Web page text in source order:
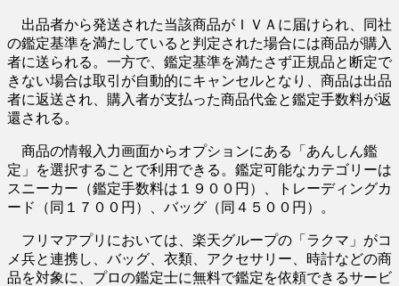
出品者から発送された当該商品がＩＶＡに届けられ、同社
の鑑定基準を満たしていると判定された場合には商品が購入
者に送られる。一方で、鑑定基準を満たさず正規品と断定で
きない場合は取引が自動的にキャンセルとなり、商品は出品
者に返送され、購入者が支払った商品代金と鑑定手数料が返
還される。
商品の情報入力画面からオプションにある「あんしん鑑
定」を選択することで利用できる。鑑定可能なカテゴリーは
スニーカー（鑑定手数料は１９００円）、トレーディングカ
ード（同１７００円）、バッグ（同４５００円）。
フリマアプリにおいては、楽天グループの「ラクマ」がコ
メ兵と連携し、バッグ、衣類、アクセサリー、時計などの商
品を対象に、プロの鑑定士に無料で鑑定を依頼できるサービ